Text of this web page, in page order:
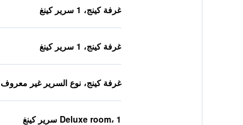
غرفة كينج، 1 سرير كينغ
غرفة كينج، 1 سرير كينغ
غرفة كينج، نوع السرير غير معروف
Deluxe room، 1 سرير كينغ